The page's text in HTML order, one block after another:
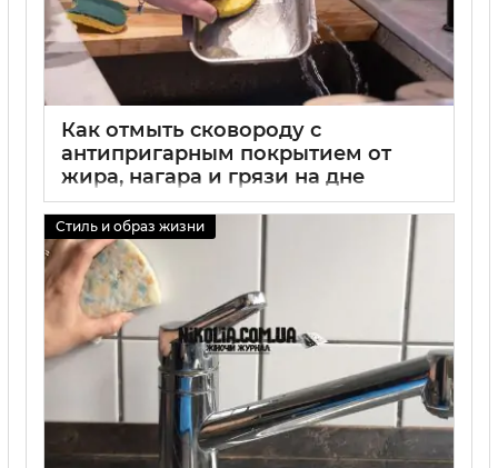
Как отмыть сковороду с
антипригарным покрытием от
жира, нагара и грязи на дне
Стиль и образ жизни